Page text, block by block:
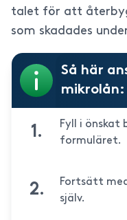
talet för att
som skadades
Så här
mikrolån:
Fyll i önskat
formuläret.
Fortsätt
själv.